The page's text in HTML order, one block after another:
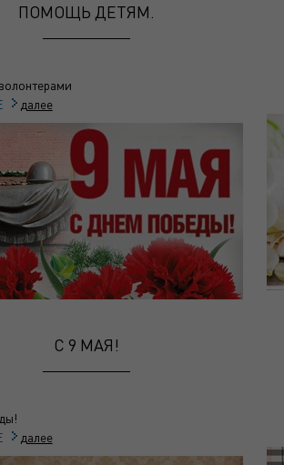
ПОМОЩЬ ДЕТЯМ.
далее
C 9 МАЯ!
далее